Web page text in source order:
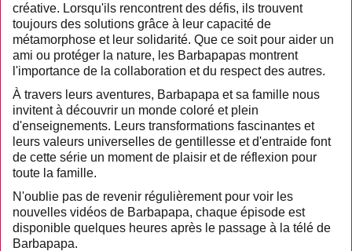
créative. Lorsqu'ils rencontrent des défis, ils trouvent
toujours des solutions grâce à leur capacité de
métamorphose et leur solidarité. Que ce soit pour aider un
ami ou protéger la nature, les Barbapapas montrent
l'importance de la collaboration et du respect des autres.
À travers leurs aventures, Barbapapa et sa famille nous
invitent à découvrir un monde coloré et plein
d'enseignements. Leurs transformations fascinantes et
leurs valeurs universelles de gentillesse et d'entraide font
de cette série un moment de plaisir et de réflexion pour
toute la famille.
N'oublie pas de revenir régulièrement pour voir les
nouvelles vidéos de Barbapapa, chaque épisode est
disponible quelques heures après le passage à la télé de
Barbapapa.